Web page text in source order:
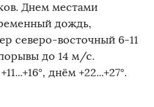
Днем местами
дождь,
северо-восточный 6-11
до 14 м/с.
днём +22...+27°.